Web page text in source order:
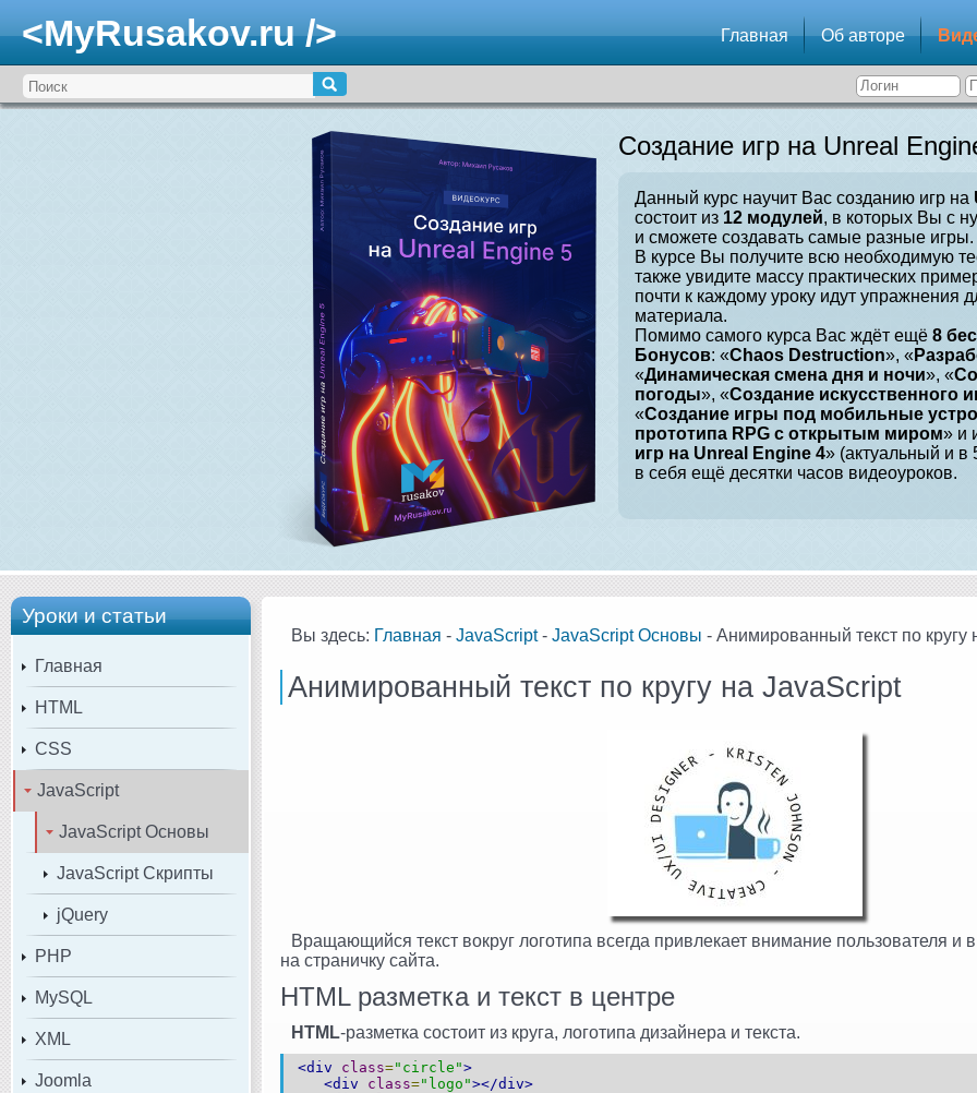
<MyRusakov.ru /> Главная Об авторе
Создание игр на Unreal
Данный курс научит Вас созданию игр на
состоит из 12 модулей, в которых Вы с
и сможете создавать самые разные игры.
В курсе Вы получите всю необходимую
также увидите массу практических
почти к каждому уроку идут упражнения
материала.
Помимо самого курса Вас ждёт ещё 8
Бонусов: «Chaos Destruction», «
«Динамическая смена дня и ночи», «
погоды», «Создание искусственного
«Создание игры под мобильные
прототипа RPG с открытым миром» и
игр на Unreal Engine 4» (актуальный и
в себя ещё десятки часов видеоуроков.
Уроки и статьи
Главная
HTML
CSS
JavaScript
JavaScript Основы
JavaScript Скрипты
jQuery
PHP
MySQL
XML
Joomla
Вы здесь: Главная - JavaScript- JavaScript Основы - Анимированный текст по кругу
Анимированный текст по кругу на JavaScript
Вращающийся текст вокруг логотипа всегда привлекает внимание пользователя и
на страничку сайта.
HTML разметка и текст в центре
HTML-разметка состоит из круга, логотипа дизайнера и текста.
<div class="circle">
<div
class="logo"></div>